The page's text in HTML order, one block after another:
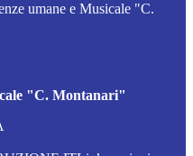
umane e Musicale "C.
"C. Montanari"